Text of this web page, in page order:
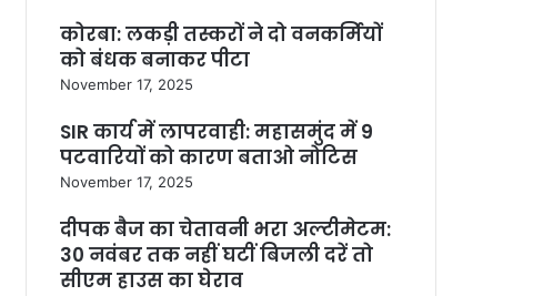
कोरबा: लकड़ी तस्करों ने दो वनकर्मियों
को बंधक बनाकर पीटा
November 17, 2025
SIR कार्य में लापरवाही: महासमुंद में 9
पटवारियों को कारण बताओ नोटिस
November 17, 2025
दीपक बैज का चेतावनी भरा अल्टीमेटम:
30 नवंबर तक नहीं घटीं बिजली दरें तो
सीएम हाउस का घेराव